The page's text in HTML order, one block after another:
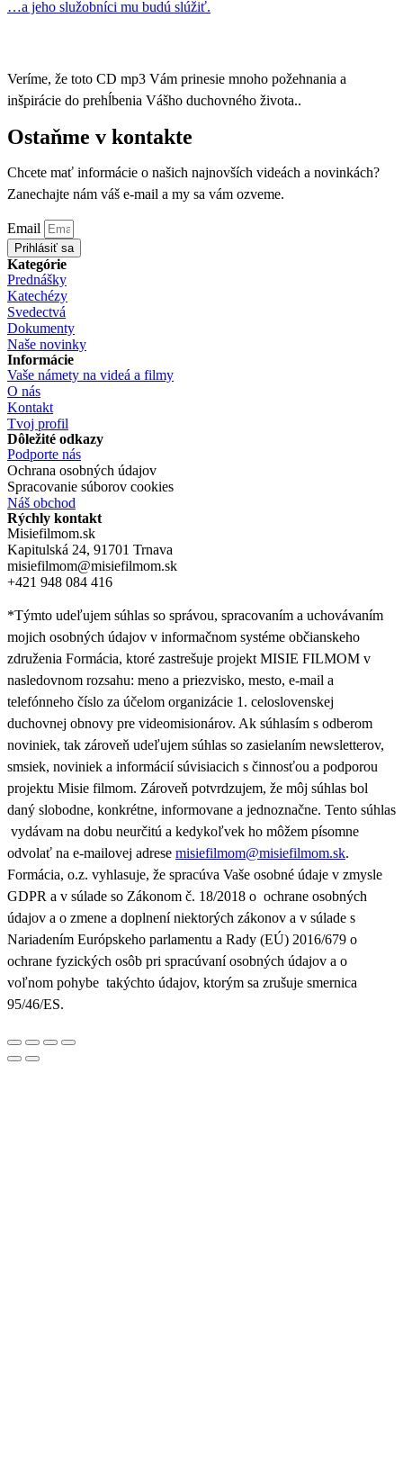
…a jeho služobníci mu budú slúžiť.
Veríme, že toto CD mp3 Vám prinesie mnoho požehnania a
inšpirácie do prehĺbenia Vášho duchovného života..
Ostaňme v kontakte
Chcete mať informácie o našich najnovších videách a novinkách?
Zanechajte nám váš e-mail a my sa vám ozveme.
Email
Prihlásiť sa
Kategórie
Prednášky
Katechézy
Svedectvá
Dokumenty
Naše novinky
Informácie
Vaše námety na videá a filmy
O nás
Kontakt
Tvoj profil
Dôležité odkazy
Podporte nás
Ochrana osobných údajov
Spracovanie súborov cookies
Náš obchod
Rýchly kontakt
Misiefilmom.sk
Kapitulská 24, 91701 Trnava
misiefilmom@misiefilmom.sk
+421 948 084 416
*Týmto udeľujem súhlas so správou, spracovaním a uchovávaním
mojich osobných údajov v informačnom systéme občianskeho
združenia Formácia, ktoré zastrešuje projekt MISIE FILMOM v
nasledovnom rozsahu: meno a priezvisko, mesto, e-mail a
telefónneho číslo za účelom organizácie 1. celoslovenskej
duchovnej obnovy pre videomisionárov. Ak súhlasím s odberom
noviniek, tak zároveň udeľujem súhlas so zasielaním newsletterov,
smsiek, noviniek a informácií súvisiacich s činnosťou a podporou
projektu Misie filmom. Zároveň potvrdzujem, že môj súhlas bol
daný slobodne, konkrétne, informovane a jednoznačne. Tento súhlas
vydávam na dobu neurčitú a kedykoľvek ho môžem písomne
odvolať na e-mailovej adrese misiefilmom@misiefilmom.sk.
Formácia, o.z. vyhlasuje, že spracúva Vaše osobné údaje v zmysle
GDPR a v súlade so Zákonom č. 18/2018 o ochrane osobných
údajov a o zmene a doplnení niektorých zákonov a v súlade s
Nariadením Európskeho parlamentu a Rady (EÚ) 2016/679 o
ochrane fyzických osôb pri spracúvaní osobných údajov a o
voľnom pohybe takýchto údajov, ktorým sa zrušuje smernica
95/46/ES.